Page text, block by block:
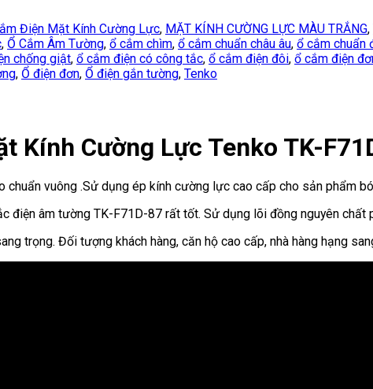
Điện Mặt Kính Cường Lực, MẶT KÍNH CƯỜNG LỰC MÀU TRẮNG,
, Ổ Cắm Âm Tường, ổ cắm chìm, ổ cắm chuẩn châu âu, ổ cắm chuẩn
chống giật, ổ cắm điện có công tắc, ổ cắm điện đôi, ổ cắm điện
, Ổ điện đơn, Ổ điện gắn tường, Tenko
Kính Cường Lực Tenko TK-
vuông .Sử dụng ép kính cường lực cao cấp cho sản phẩm
điện âm tường TK-F71D-87 rất tốt. Sử dụng lõi đồng nguyên chất
trọng. Đối tượng khách hàng, căn hộ cao cấp, nhà hàng hạng